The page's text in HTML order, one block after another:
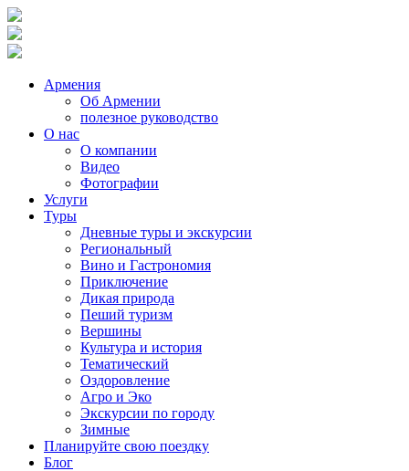
Армения
Об Армении
полезное руководство
О нас
О компании
Видео
Фотографии
Услуги
Туры
Дневные туры и экскурсии
Региональный
Вино и Гастрономия
Приключение
Дикая природа
Пеший туризм
Вершины
Культура и история
Тематический
Оздоровление
Агро и Эко
Экскурсии по городу
Зимные
Планируйте свою поездку
Блог